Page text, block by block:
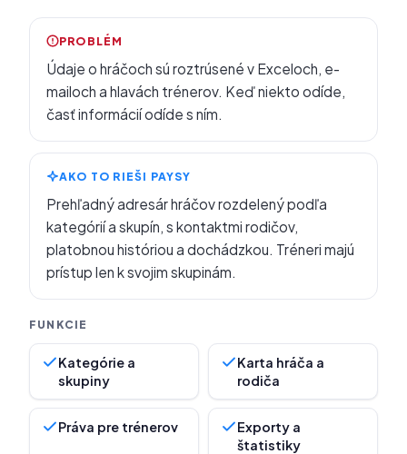
PROBLÉM
Údaje o hráčoch sú roztrúsené v Exceloch, e-
mailoch a hlavách trénerov. Keď niekto odíde,
časť informácií odíde s ním.
AKO TO RIEŠI PAYSY
Prehľadný adresár hráčov rozdelený podľa
kategórií a skupín, s kontaktmi rodičov,
platobnou históriou a dochádzkou. Tréneri majú
prístup len k svojim skupinám.
Kategórie a
skupiny
Karta hráča a
rodiča
Práva pre trénerov
Exporty a
štatistiky